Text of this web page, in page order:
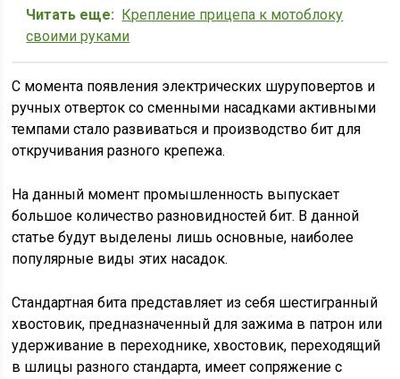
Читать еще: Крепление прицепа к мотоблоку
своими руками
С момента появления электрических шуруповертов и
ручных отверток со сменными насадками активными
темпами стало развиваться и производство бит для
откручивания разного крепежа.
На данный момент промышленность выпускает
большое количество разновидностей бит. В данной
статье будут выделены лишь основные, наиболее
популярные виды этих насадок.
Стандартная бита представляет из себя шестигранный
хвостовик, предназначенный для зажима в патрон или
удерживание в переходнике, хвостовик, переходящий
в шлицы разного стандарта, имеет сопряжение с